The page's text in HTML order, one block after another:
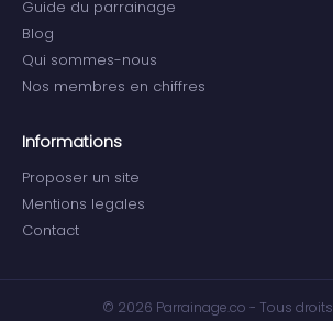
Guide du parrainage
Blog
Qui sommes-nous
Nos membres en chiffres
Informations
Proposer un site
Mentions legales
Contact
© 2026 Parrainage.co - Tous